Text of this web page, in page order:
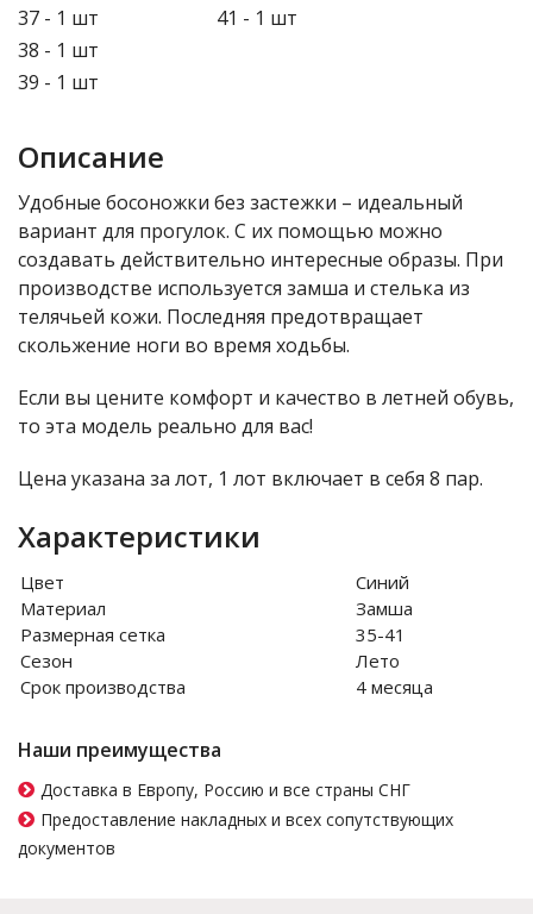
37 - 1 шт
38 - 1 шт
39 - 1 шт
41 - 1 шт
Описание
Удобные босоножки без застежки – идеальный
вариант для прогулок. С их помощью можно
создавать действительно интересные образы. При
производстве используется замша и стелька из
телячьей кожи. Последняя предотвращает
скольжение ноги во время ходьбы.
Если вы цените комфорт и качество в летней обувь,
то эта модель реально для вас!
Цена указана за лот, 1 лот включает в себя 8 пар.
Характеристики
Цвет
Синий
Материал
Замша
Размерная сетка
35-41
Сезон
Лето
Срок производства
4 месяца
Наши преимущества
Доставка в Европу, Россию и все страны СНГ
Предоставление накладных и всех сопутствующих
документов